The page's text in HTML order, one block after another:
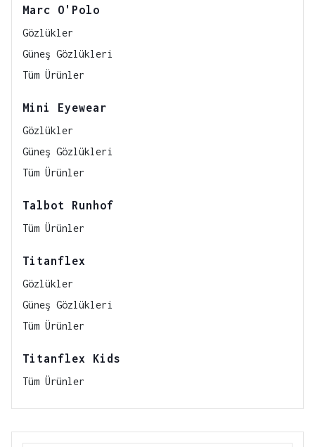
Marc O'Polo
Gözlükler
Güneş Gözlükleri
Tüm Ürünler
Mini Eyewear
Gözlükler
Güneş Gözlükleri
Tüm Ürünler
Talbot Runhof
Tüm Ürünler
Titanflex
Gözlükler
Güneş Gözlükleri
Tüm Ürünler
Titanflex Kids
Tüm Ürünler